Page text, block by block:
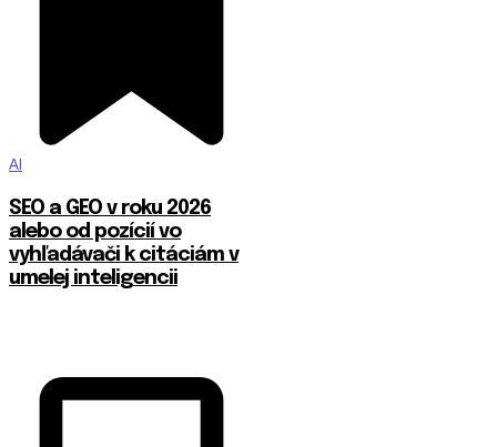
AI
SEO a GEO v roku 2026
alebo od pozícií vo
vyhľadávači k citáciám v
umelej inteligencii